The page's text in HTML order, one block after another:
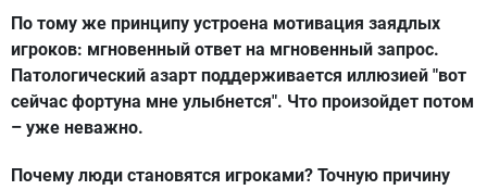
По тому же принципу устроена мотивация заядлых
игроков: мгновенный ответ на мгновенный запрос.
Патологический азарт поддерживается иллюзией "вот
сейчас фортуна мне улыбнется". Что произойдет потом
– уже неважно.
Почему люди становятся игроками? Точную причину